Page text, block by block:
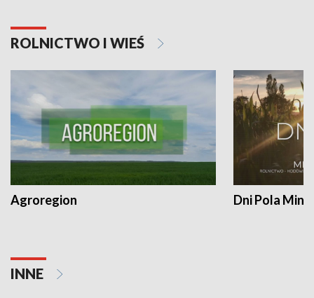
ROLNICTWO I WIEŚ
Agroregion Dni Pola
INNE